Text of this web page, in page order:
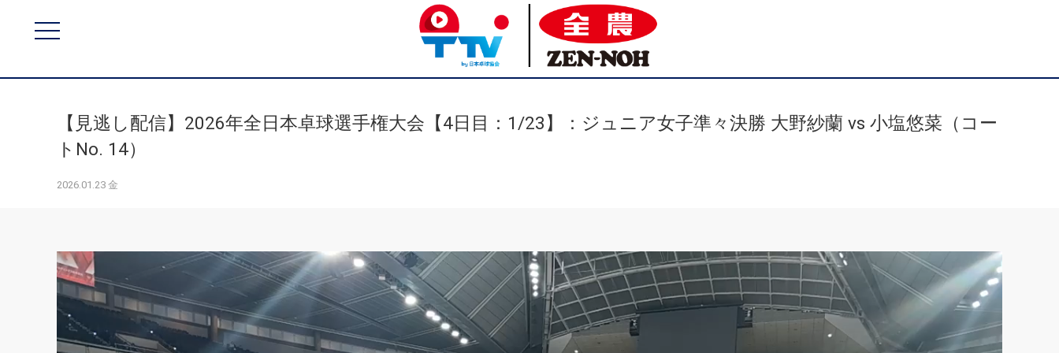
【見逃し配信】2026年全日本卓球選手権大会【4日目：1/23】：ジュニア女子準々決勝 大野紗蘭 vs 小塩悠菜（コー
トNo. 14）
2026.01.23 金